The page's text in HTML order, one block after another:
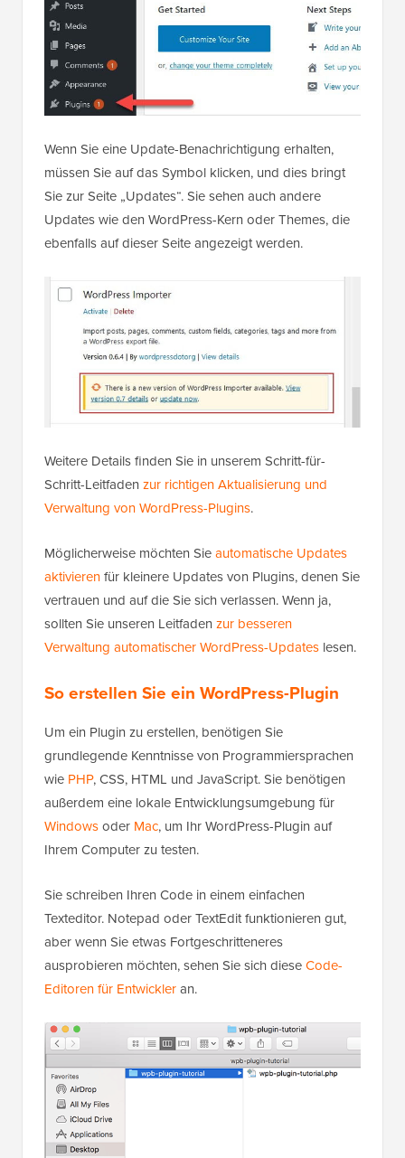
Wenn Sie eine Update-Benachrichtigung erhalten,
müssen Sie auf das Symbol klicken, und dies bringt
Sie zur Seite „Updates“. Sie sehen auch andere
Updates wie den WordPress-Kern oder Themes, die
ebenfalls auf dieser Seite angezeigt werden.
Weitere Details finden Sie in unserem Schritt-für-
Schritt-Leitfaden zur richtigen Aktualisierung und
Verwaltung von WordPress-Plugins.
Möglicherweise möchten Sieautomatische Updates
aktivierenfür kleinere Updates von Plugins, denen Sie
vertrauen und auf die Sie sich verlassen. Wenn ja,
sollten Sie unseren Leitfaden zur besseren
Verwaltung automatischer WordPress-Updates lesen.
So erstellen Sie ein WordPress-Plugin
Um ein Plugin zu erstellen, benötigen Sie
grundlegende Kenntnisse von Programmiersprachen
wie PHP, CSS, HTML und JavaScript. Sie benötigen
außerdem eine lokale Entwicklungsumgebung für
Windowsoder Mac, um Ihr WordPress-Plugin auf
Ihrem Computer zu testen.
Sie schreiben Ihren Code in einem einfachen
Texteditor. Notepad oder TextEdit funktionieren gut,
aber wenn Sie etwas Fortgeschritteneres
ausprobieren möchten, sehen Sie sich dieseCode-
Editoren für Entwickleran.